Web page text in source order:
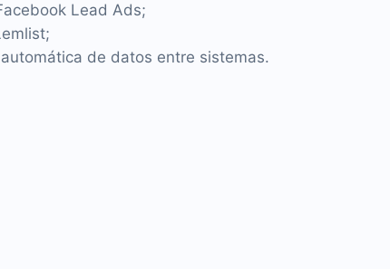
Lead Ads;
de datos entre sistemas.